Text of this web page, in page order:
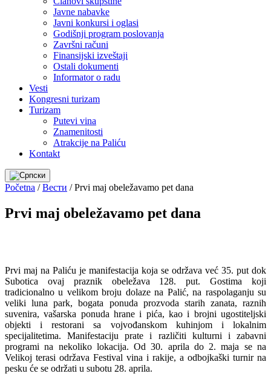
Javne nabavke
Javni konkursi i oglasi
Godišnji program poslovanja
Završni računi
Finansijski izveštaji
Ostali dokumenti
Informator o radu
Vesti
Kongresni turizam
Turizam
Putevi vina
Znamenitosti
Atrakcije na Paliću
Kontakt
Početna / Вести / Prvi maj obeležavamo pet dana
Prvi maj obeležavamo pet dana
Prvi maj na Paliću je manifestacija koja se održava već 35. put dok
Subotica ovaj praznik obeležava 128. put. Gostima koji
tradicionalno u velikom broju dolaze na Palić, na raspolaganju su
veliki luna park, bogata ponuda prozvoda starih zanata, raznih
suvenira, vašarska ponuda hrane i pića, kao i brojni ugostiteljski
objekti i restorani sa vojvođanskom kuhinjom i lokalnim
specijalitetima. Manifestaciju prate i različiti kulturni i zabavni
programi na nekoliko lokacija. Od 30. aprila do 2. maja se na
Velikoj terasi održava Festival vina i rakije, a odbojkaški turnir na
pesku će se održati u subotu 28. aprila.